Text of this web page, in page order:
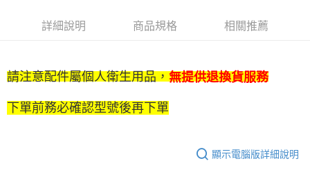
每筆NT$85，滿NT$1,299(含以上)免運費
海外中華郵政配送
詳細說明 商品規格 相關推薦
請注意配件屬個人衛生用品， 無提供退換貨服務
下單前務必確認型號後再下單
顯示電腦版詳細說明